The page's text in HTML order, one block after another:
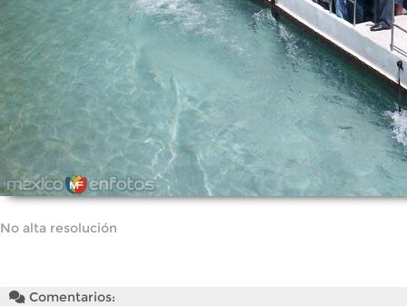
No alta resolución
Comentarios: